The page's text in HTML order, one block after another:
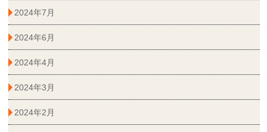
2024年7月
2024年6月
2024年4月
2024年3月
2024年2月